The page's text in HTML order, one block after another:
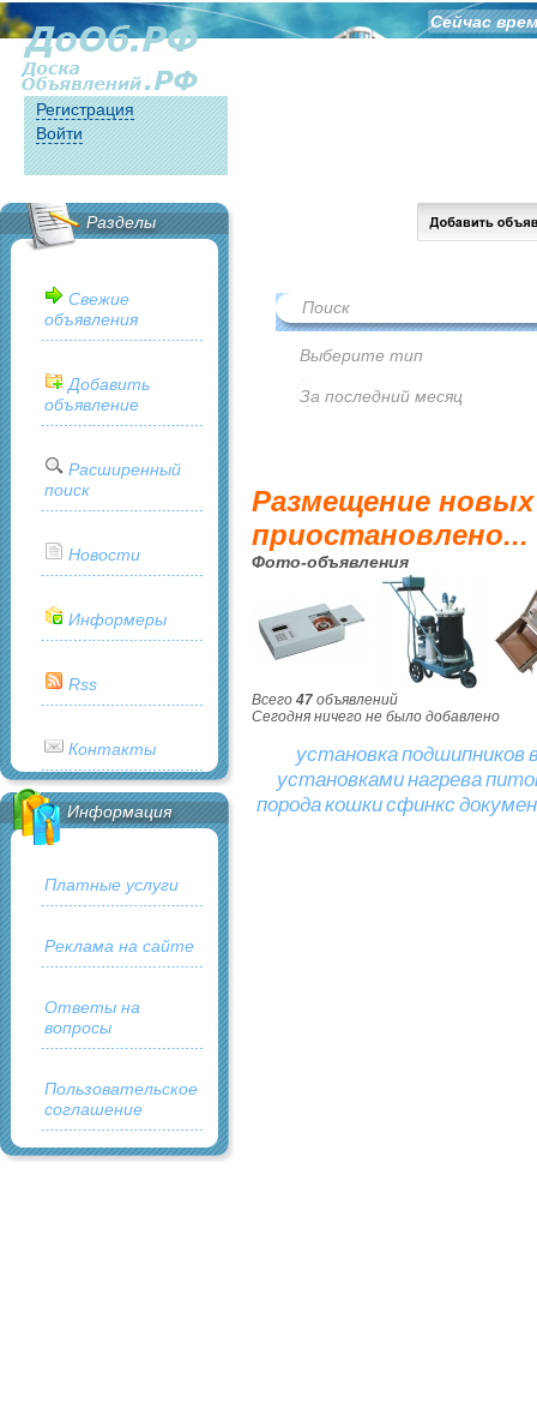
Регистрация
Войти
Сейчас
Разделы
Свежие
объявления
Добавить
объявление
Расширенный
поиск
Новости
Информеры
Rss
Контакты
Информация
Платные услуги
Реклама на сайте
Ответы на
вопросы
Пользовательское
соглашение
Размещение
приостановлено...
Фото-объявления
Всего 47 объявлений
Сегодня ничего не было добавлено
установкаподшипников
установкаминагрева
породакошкисфинкс